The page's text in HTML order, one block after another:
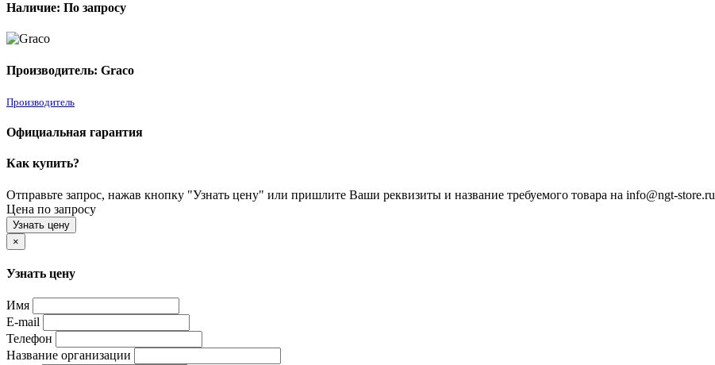
Наличие: По запросу
Производитель: Graco
Производитель
Официальная гарантия
Как купить?
Отправьте запрос, нажав кнопку "Узнать цену" или пришлите Ваши реквизиты и название требуемого товара на info@ngt-store.ru
Цена по запросу
Узнать цену
×
Узнать цену
Имя
E-mail
Телефон
Название организации